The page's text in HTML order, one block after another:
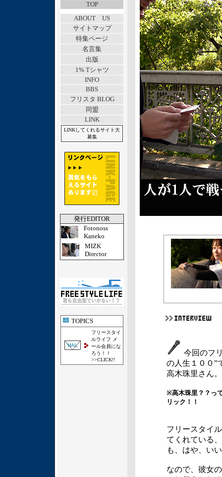
TOP
ABOUT US
サイトマップ
特集ページ
名言集
出版
1% Tシャツ
INFO
BBS
フリスタ BLOG
同盟
LINK
LINKしてくれるサイト大
募集
発行EDITOR
Fotonoss
Kaneko
MIZK
Director
TOPICS
フリースタイ
ルライフ メ
ール会員にな
ろう！！
>>CLICK!!
今回のフ
の人生１００
高木珠里さん。
※高木珠里？？っ
リック！！
フリースタイ
てくれている
も、はや、い
なので、彼女